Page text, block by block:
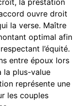
la prestation
ouvre droit
la verse. Maître
optimal afin
l’équité.
entre époux lors
la plus-value
représente une
les couples